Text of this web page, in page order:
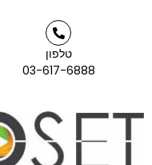
טלפון
03-617-6888